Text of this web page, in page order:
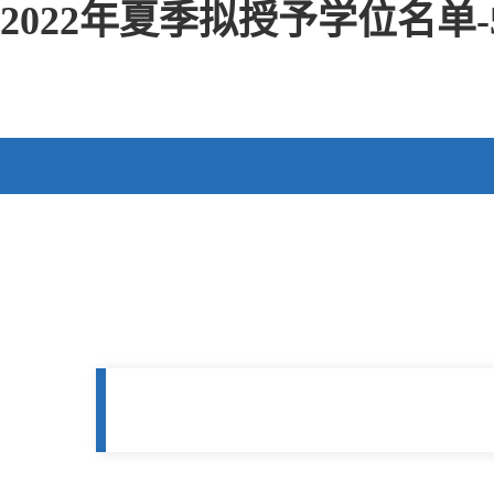
2022年夏季拟授予学位名单